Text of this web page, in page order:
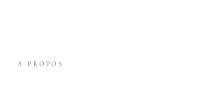
A PROPOS